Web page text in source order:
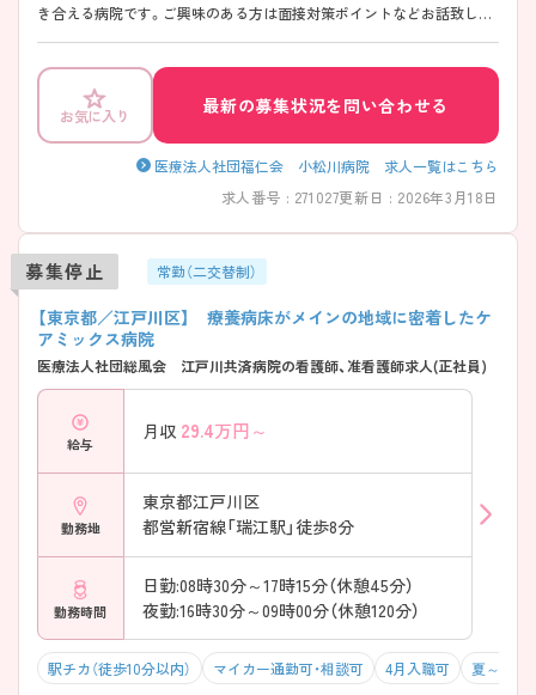
き合える病院です。ご興味のある方は面接対策ポイントなどお話致しま
お気に入り 最新の募集状況を問い合わせる
医療法人社団福仁会 小松川病院 求人一覧はこちら
求人番号 : 271027更新日 : 2026年3月18日
募集停止 常勤（二交替制）
【東京都／江戸川区】 療養病床がメインの地域に密着したケ
アミックス病院
医療法人社団総風会 江戸川共済病院の看護師、准看護師求人(正社員)
給与
月収 29.4万円～
勤務地
東京都江戸川区
都営新宿線「瑞江駅」徒歩8分
勤務時間
日勤:08時30分～17時15分（休憩45分）
夜勤:16時30分～09時00分（休憩120分）
駅チカ（徒歩10分以内） マイカー通勤可・相談可 4月入職可 夏～秋入